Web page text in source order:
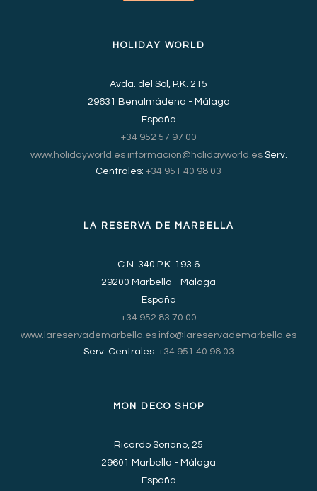
HOLIDAY WORLD
Avda. del Sol, P.K. 215
29631 Benalmádena - Málaga
España
+34 952 57 97 00
www.holidayworld.es informacion@holidayworld.esServ.
Centrales: +34 951 40 98 03
LA RESERVA DE MARBELLA
C.N. 340 P.K. 193.6
29200 Marbella - Málaga
España
+34 952 83 70 00
www.lareservademarbella.es info@lareservademarbella.es
Serv. Centrales: +34 951 40 98 03
MON DECO SHOP
Ricardo Soriano, 25
29601 Marbella - Málaga
España